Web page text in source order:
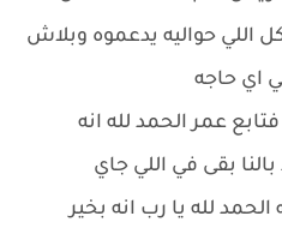
كل اللي حواليه يدعموه وبلاش
اي حاجه
عمر الحمد لله انه
بقى في اللي جاي
لله يا رب انه بخير